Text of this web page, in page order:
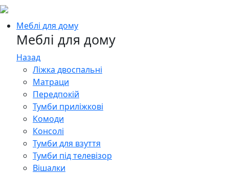
Меблі для дому
Меблі для дому
Назад
Ліжка двоспальні
Матраци
Передпокій
Тумби приліжкові
Комоди
Консолі
Тумби для взуття
Тумби під телевізор
Вішалки